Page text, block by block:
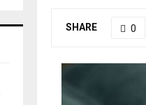
SHARE 0